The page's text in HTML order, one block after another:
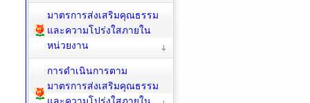
มาตรการส่งเสริมคุณธรรม
และความโปร่งใสภายใน
หน่วยงาน
การดำเนินการตาม
มาตรการส่งเสริมคุณธรรม